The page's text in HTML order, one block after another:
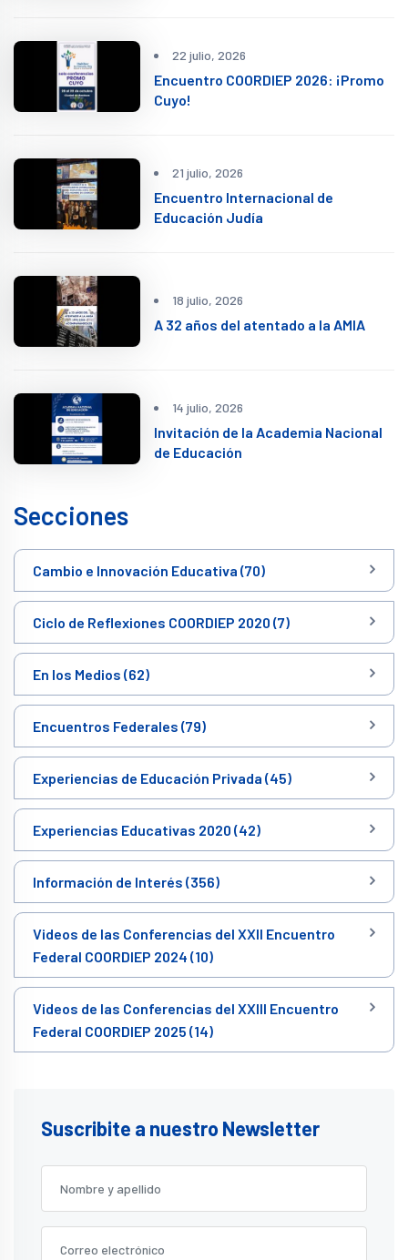
22 julio, 2026
Encuentro COORDIEP 2026: ¡Promo
Cuyo!
21 julio, 2026
Encuentro Internacional de
Educación Judía
18 julio, 2026
A 32 años del atentado a la AMIA
14 julio, 2026
Invitación de la Academia Nacional
de Educación
Secciones
Cambio e Innovación Educativa (70)
Ciclo de Reflexiones COORDIEP 2020 (7)
En los Medios (62)
Encuentros Federales (79)
Experiencias de Educación Privada (45)
Experiencias Educativas 2020 (42)
Información de Interés (356)
Videos de las Conferencias del XXII Encuentro
Federal COORDIEP 2024 (10)
Videos de las Conferencias del XXIII Encuentro
Federal COORDIEP 2025 (14)
Suscribite a nuestro Newsletter